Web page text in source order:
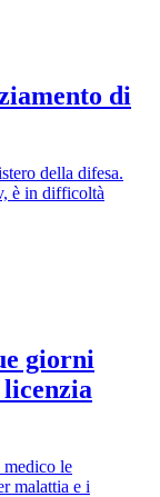
di
della difesa.
è in difficoltà
giorni
le
malattia e i